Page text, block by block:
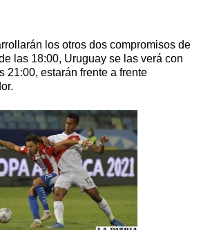
los otros dos compromisos de
las 18:00, Uruguay se las verá con
21:00, estarán frente a frente